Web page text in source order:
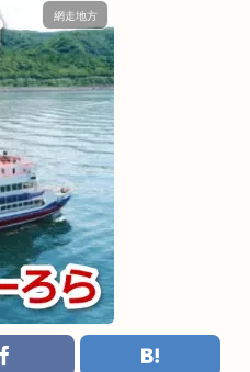
網走地方